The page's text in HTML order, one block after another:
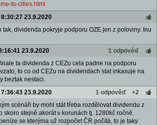
to-cities.html
8:30:27 23.9.2020
tak, dividenda pokryje podporu OZE jen z poloviny. Inu
23.9.2020
1 odpověď
ta dividenda z CEZu cela padne na podporu
to co od CEZu na dividendach stat inkasuje na
beztak nestaci.
7:36:43 23.9.2020 1 odpověď
+2
scénáři by mohl stát třeba rozdělovat dividendu z
skoro stejně akorát v korunách tj. 1280kč ročně.
se kterýma už rozpočet ČR počítá, to je taky